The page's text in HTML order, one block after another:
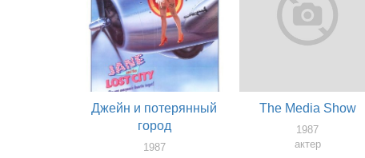
Джейн и потерянный
город
1987
The Media Show
1987
актер